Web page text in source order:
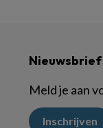
Nieuwsbrief
Meld je aan
Inschrijven